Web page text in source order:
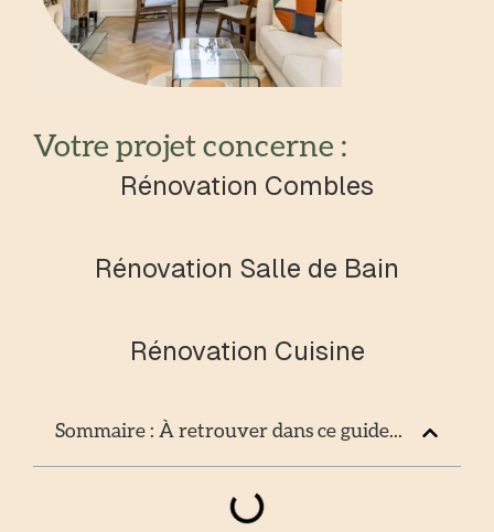
Votre projet concerne :
Rénovation Combles
Rénovation Salle de Bain
Rénovation Cuisine
Sommaire : À retrouver dans ce guide...